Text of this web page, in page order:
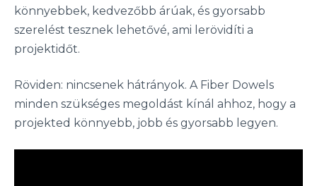
könnyebbek, kedvezőbb árúak, és gyorsabb
szerelést tesznek lehetővé, ami lerövidíti a
projektidőt.
Röviden: nincsenek hátrányok. A Fiber Dowels
minden szükséges megoldást kínál ahhoz, hogy a
projekted könnyebb, jobb és gyorsabb legyen.